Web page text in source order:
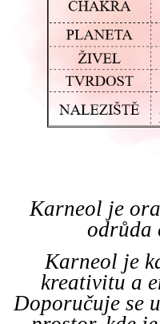
Karneol je
odrůda
Karneol je
kreativitu a
Doporučuje se